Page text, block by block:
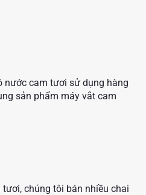
nước cam tươi sử dụng hàng
sản phẩm máy vắt cam
chúng tôi bán nhiều chai